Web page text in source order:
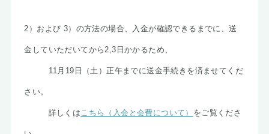
2）および 3）の方法の場合、入金が確認できるまでに、送
金していただいてから 2,3日かかるため、
11月19日（土）正午までに送金手続きを済ませてくだ
さい。
詳しくは こちら（入会と会費について） を ご覧くださ